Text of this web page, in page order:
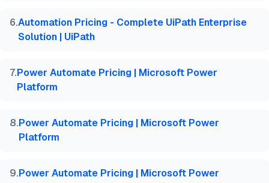
6.Automation Pricing - Complete UiPath Enterprise
Solution | UiPath
7.Power Automate Pricing | Microsoft Power
Platform
8.Power Automate Pricing | Microsoft Power
Platform
9.Power Automate Pricing | Microsoft Power